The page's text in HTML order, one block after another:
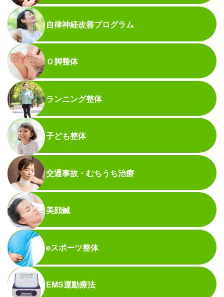
自律神経改善プログラム
Ｏ脚整体
ランニング整体
子ども整体
交通事故・むちうち治療
美顔鍼
eスポーツ整体
EMS運動療法